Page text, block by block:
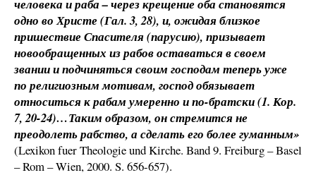
человека и раба – через крещение оба становятся
одно во Христе (Гал. 3, 28), и, ожидая близкое
пришествие Спасителя (парусию), призывает
новообращенных из рабов оставаться в своем
звании и подчиняться своим господам теперь уже
по религиозным мотивам, господ обязывает
относиться к рабам умеренно и по-братски (1. Кор.
7, 20-24)…Таким образом, он стремится не
преодолеть рабство, а сделать его более гуманным»
(Lexikon fuer Theologie und Kirche. Band 9. Freiburg – Basel
– Rom – Wien, 2000. S. 656-657).